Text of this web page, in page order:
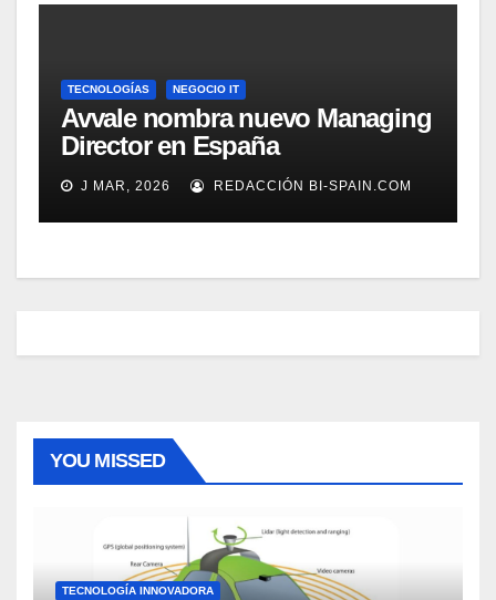
TECNOLOGÍAS NEGOCIO IT
Avvale nombra nuevo Managing
Director en España
J MAR, 2026 REDACCIÓN BI-SPAIN.COM
YOU MISSED
TECNOLOGÍA INNOVADORA